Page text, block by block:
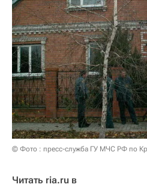
© Фото : пресс-служба ГУ МЧС РФ по
Читать ria.ru в